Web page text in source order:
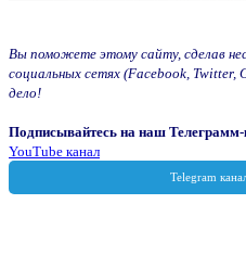
Вы поможете этому сайту, сделав
социальных сетях (Facebook, Twitter,
дело!
Подписывайтесь на наш Телеграмм-
YouTube канал